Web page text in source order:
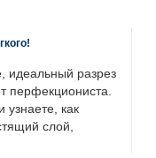
идеальный разрез
перфекциониста.
узнаете, как
слой,